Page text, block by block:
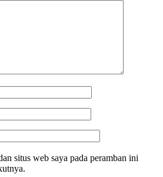
situs web saya pada peramban ini